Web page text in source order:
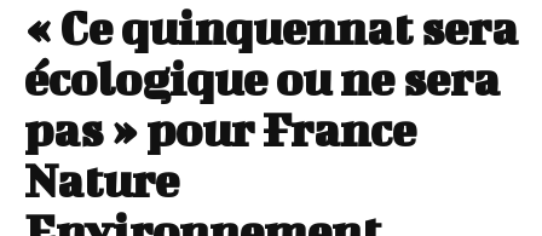
« Ce quinquennat sera
écologique ou ne sera
pas » pour France
Nature